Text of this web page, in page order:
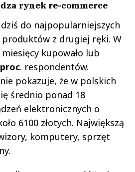
rynek re-commerce
do najpopularniejszych
z drugiej ręki. W
kupowało lub
. respondentów.
pokazuje, że w polskich
średnio ponad 18
elektronicznych o
6100 złotych. Największą
komputery, sprzęt